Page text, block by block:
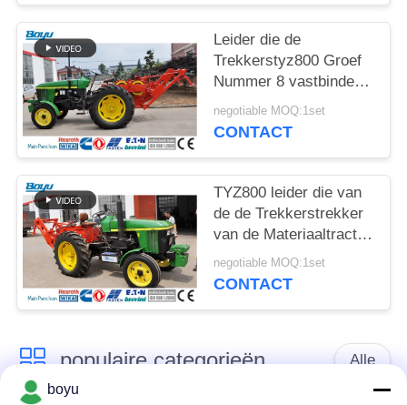
Leider die de
Trekkerstyz800 Groef
Nummer 8 vastbinden
van de Materiaaltractor
negotiable MOQ:1set
CONTACT
TYZ800 leider die van
de de Trekkerstrekker
van de Materiaaltractor
het Wieldiameter
450mm vastbinden
negotiable MOQ:1set
CONTACT
populaire categorieën Alle
boyu